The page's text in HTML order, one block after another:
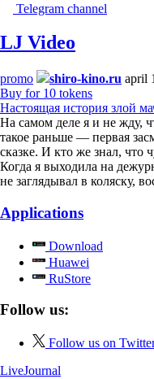
Telegram channel
LJ Video
promo shiro-kino.ru april
Buy for 10 tokens
Настоящая история злой
На самом деле я и не жду,
такое раньше — первая
сказке. И кто же знал, что
Когда я выходила на
не заглядывал в коляску,
Applications
Download
Huawei
RuStore
Follow us:
Follow us on
LiveJournal